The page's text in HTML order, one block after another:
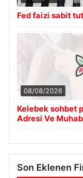
Fed faizi sabit
08/08/2026
Kelebek sohbet
Adresi Ve
Son Eklenen